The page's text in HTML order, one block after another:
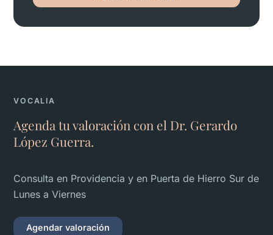
VOCALIA
Agenda tu valoración con el Dr. Gerardo
López Guerra.
Consulta en Providencia y en Puerta de Hierro Sur de
Lunes a Viernes
Agendar valoración